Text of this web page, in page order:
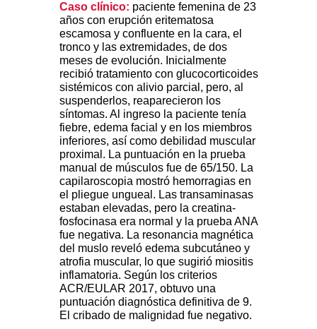
Caso clínico: paciente femenina de 23
años con erupción eritematosa
escamosa y confluente en la cara, el
tronco y las extremidades, de dos
meses de evolución. Inicialmente
recibió tratamiento con glucocorticoides
sistémicos con alivio parcial, pero, al
suspenderlos, reaparecieron los
síntomas. Al ingreso la paciente tenía
fiebre, edema facial y en los miembros
inferiores, así como debilidad muscular
proximal. La puntuación en la prueba
manual de músculos fue de 65/150. La
capilaroscopia mostró hemorragias en
el pliegue ungueal. Las transaminasas
estaban elevadas, pero la creatina-
fosfocinasa era normal y la prueba ANA
fue negativa. La resonancia magnética
del muslo reveló edema subcutáneo y
atrofia muscular, lo que sugirió miositis
inflamatoria. Según los criterios
ACR/EULAR 2017, obtuvo una
puntuación diagnóstica definitiva de 9.
El cribado de malignidad fue negativo.